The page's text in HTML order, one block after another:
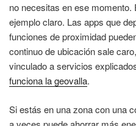
no necesitas en ese
ejemplo claro. Las apps que
funciones de proximidad
continuo de ubicación sale
vinculado a servicios
funciona la geovalla.
Si estás en una zona con una